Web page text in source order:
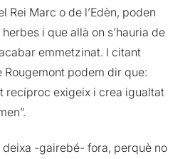
Rei Marc o de l’Edèn, poden
i que allà on s’hauria de
emmetzinat. I citant
Rougemont podem dir que:
recíproc exigeix i crea igualtat
deixa -gairebé- fora, perquè no